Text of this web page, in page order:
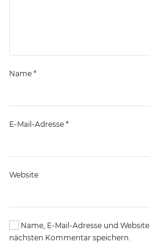
Name *
E-Mail-Adresse *
Website
Name, E-Mail-Adresse und
nächsten Kommentar speichern.